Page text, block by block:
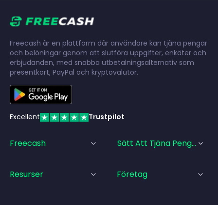
Freecash är en plattform där användare kan tjäna pengar
och belöningar genom att slutföra uppgifter, enkäter och
erbjudanden, med snabba utbetalningsalternativ som
presentkort, PayPal och kryptovalutor.
Excellent Trustpilot
Freecash Sätt Att Tjäna Pengar
Resurser Företag